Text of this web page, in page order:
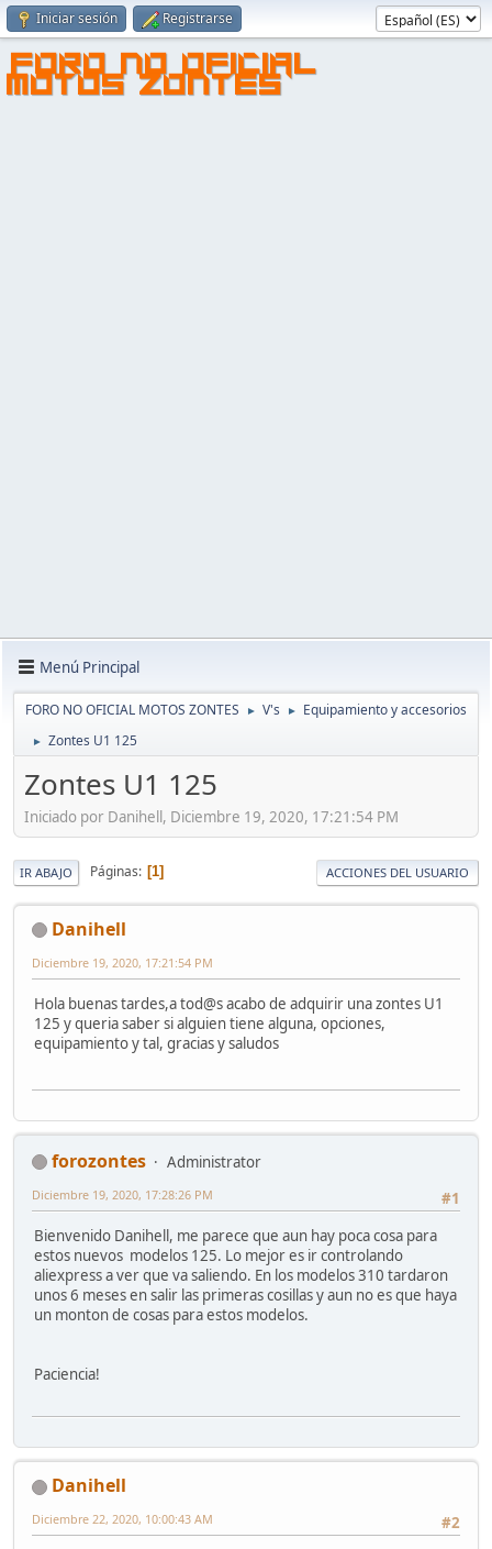
Iniciar sesión Registrarse
FORO NO OFICIAL
MOTOS ZONTES
Menú Principal
FORO NO OFICIAL MOTOS ZONTES ► V's ► Equipamiento y accesorios
► Zontes U1 125
Zontes U1 125
Iniciado por Danihell, Diciembre 19, 2020, 17:21:54 PM
IR ABAJO Páginas 1 ACCIONES DEL USUARIO
Danihell
Diciembre 19, 2020, 17:21:54 PM
Hola buenas tardes,a tod@s acabo de adquirir una zontes U1
125 y queria saber si alguien tiene alguna, opciones,
equipamiento y tal, gracias y saludos
forozontes
Administrator
#1
Diciembre 19, 2020, 17:28:26 PM
Bienvenido Danihell, me parece que aun hay poca cosa para
estos nuevos modelos 125. Lo mejor es ir controlando
aliexpress a ver que va saliendo. En los modelos 310 tardaron
unos 6 meses en salir las primeras cosillas y aun no es que haya
un monton de cosas para estos modelos.
Paciencia!
Danihell
#2
Diciembre 22, 2020, 10:00:43 AM